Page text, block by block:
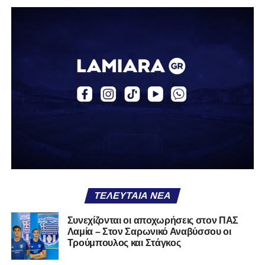
φαίνονται βρίσκεται σήμερα διάτρητη. Σαν ένα σακάκι
καλό που κάποτε φόρεσες σε επίσημες περιστάσεις τώρα
το κρατάς στη ντουλάπα, τσαλακωμένο, χωρίς να ξέρεις
αν πρέπει να το φορέσεις ξανά ή να το χαρίσεις. Η Λαμία
δείχνει να μην ξέρει τι θέλει να είναι. Και αυτό είναι πάντα
φίλαθλοι και περίγυρος, αντί για παράγοντες
Ασχολούνται περισσότερο με τις «χάρες» των άλλων
παρά με τις δικές τους αδυναμίες. Σαν να ψάχνεις
στον διπλανό το γιατί δεν βρέχει, ενώ κρατάς
ομπρέλα μέσα στο σαλόνι.
ΤΕΛΕΥΤΑΊΑ ΝΈΑ
Συνεχίζονται οι αποχωρήσεις στον ΠΑΣ
Λαμία – Στον Σαρωνικό Αναβύσσου οι
Τρούμπουλος και Στάγκος